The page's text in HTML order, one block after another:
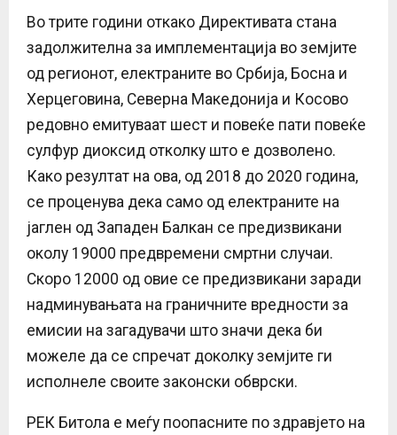
Во трите години откако Директивата стана
задолжителна за имплементација во земјите
од регионот, електраните во Србија, Босна и
Херцеговина, Северна Македонија и Косово
редовно емитуваат шест и повеќе пати повеќе
сулфур диоксид отколку што е дозволено.
Како резултат на ова, од 2018 до 2020 година,
се проценува дека само од електраните на
јаглен од Западен Балкан се предизвикани
околу 19000 предвремени смртни случаи.
Скоро 12000 од овие се предизвикани заради
надминувањата на граничните вредности за
емисии на загадувачи што значи дека би
можеле да се спречат доколку земјите ги
исполнеле своите законски обврски.
РЕК Битола е меѓу поопасните по здравјето на